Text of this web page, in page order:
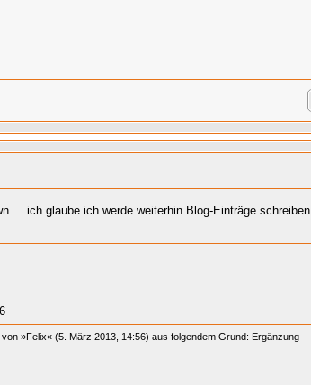
ich glaube ich werde weiterhin Blog-Einträge schreiben
»Felix« (5. März 2013, 14:56) aus folgendem Grund: Ergänzung